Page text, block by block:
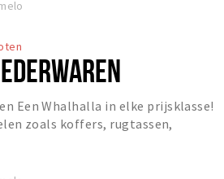
Een Whalhalla in elke prijsklasse!
zoals koffers, rugtassen,